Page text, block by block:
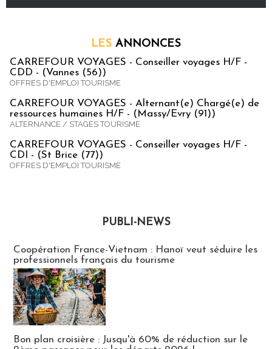
LES ANNONCES
CARREFOUR VOYAGES - Conseiller voyages H/F -
CDD - (Vannes (56))
OFFRES D'EMPLOI TOURISME
CARREFOUR VOYAGES - Alternant(e) Chargé(e) de
ressources humaines H/F - (Massy/Evry (91))
ALTERNANCE / STAGES TOURISME
CARREFOUR VOYAGES - Conseiller voyages H/F -
CDI - (St Brice (77))
OFFRES D'EMPLOI TOURISME
PUBLI-NEWS
Coopération France-Vietnam : Hanoï veut séduire les
professionnels français du tourisme
Bon plan croisière : Jusqu'à 60% de réduction sur le